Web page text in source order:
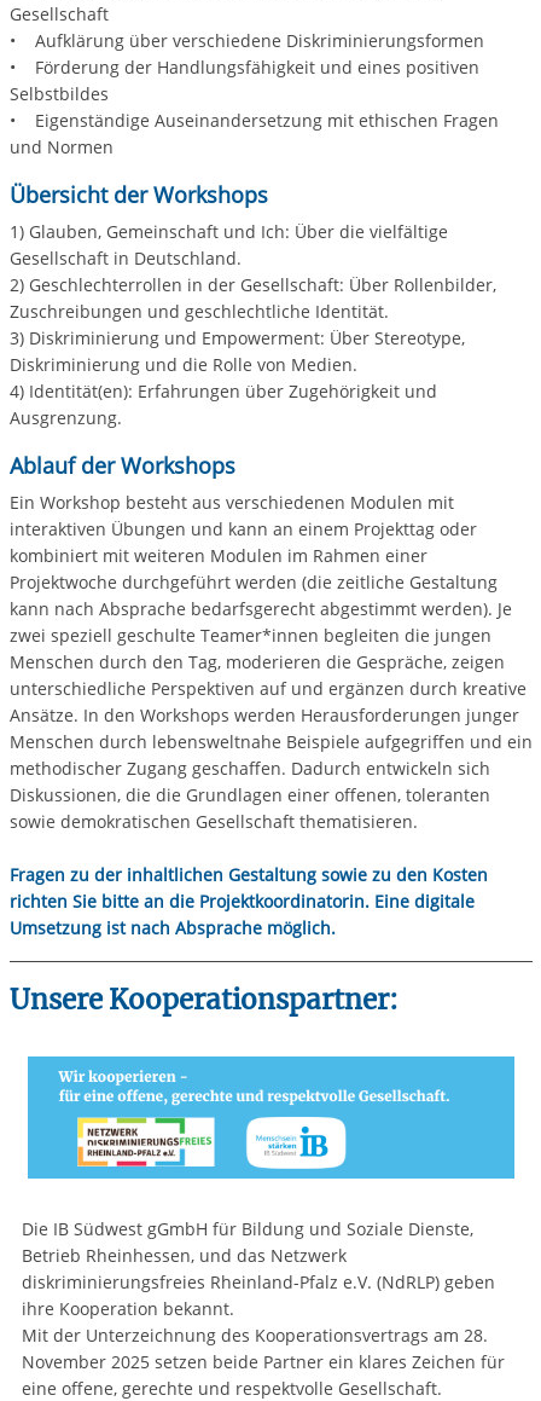
Gesellschaft
• Aufklärung über verschiedene Diskriminierungsformen
• Förderung der Handlungsfähigkeit und eines positiven
Selbstbildes
• Eigenständige Auseinandersetzung mit ethischen Fragen
und Normen
Übersicht der Workshops
1) Glauben, Gemeinschaft und Ich: Über die vielfältige
Gesellschaft in Deutschland.
2) Geschlechterrollen in der Gesellschaft: Über Rollenbilder,
Zuschreibungen und geschlechtliche Identität.
3) Diskriminierung und Empowerment: Über Stereotype,
Diskriminierung und die Rolle von Medien.
4) Identität(en): Erfahrungen über Zugehörigkeit und
Ausgrenzung.
Ablauf der Workshops
Ein Workshop besteht aus verschiedenen Modulen mit
interaktiven Übungen und kann an einem Projekttag oder
kombiniert mit weiteren Modulen im Rahmen einer
Projektwoche durchgeführt werden (die zeitliche Gestaltung
kann nach Absprache bedarfsgerecht abgestimmt werden). Je
zwei speziell geschulte Teamer*innen begleiten die jungen
Menschen durch den Tag, moderieren die Gespräche, zeigen
unterschiedliche Perspektiven auf und ergänzen durch kreative
Ansätze. In den Workshops werden Herausforderungen junger
Menschen durch lebensweltnahe Beispiele aufgegriffen und ein
methodischer Zugang geschaffen. Dadurch entwickeln sich
Diskussionen, die die Grundlagen einer offenen, toleranten
sowie demokratischen Gesellschaft thematisieren.
Fragen zu der inhaltlichen Gestaltung sowie zu den Kosten
richten Sie bitte an die Projektkoordinatorin. Eine digitale
Umsetzung ist nach Absprache möglich.
Unsere Kooperationspartner:
Die IB Südwest gGmbH für Bildung und Soziale Dienste,
Betrieb Rheinhessen, und das Netzwerk
diskriminierungsfreies Rheinland-Pfalz e.V. (NdRLP) geben
ihre Kooperation bekannt.
Mit der Unterzeichnung des Kooperationsvertrags am 28.
November 2025 setzen beide Partner ein klares Zeichen für
eine offene, gerechte und respektvolle Gesellschaft.